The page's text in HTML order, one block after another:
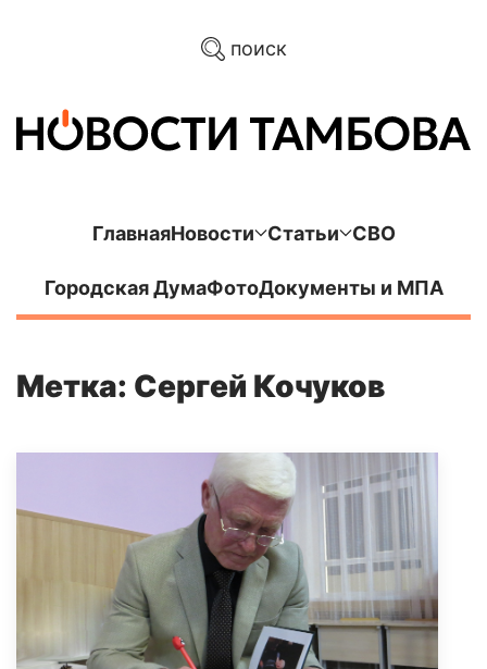
поиск
ГлавнаяНовости Статьи СВО
Городская ДумаФотоДокументы и МПА
Метка: Сергей Кочуков